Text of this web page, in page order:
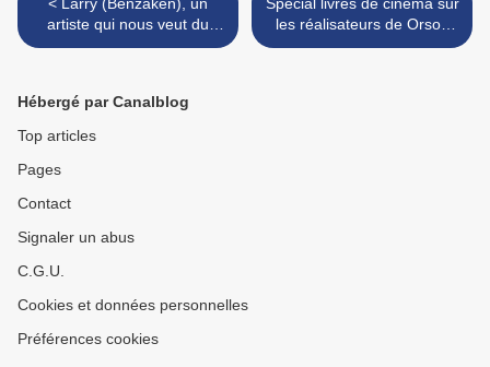
artiste qui nous veut du
bien..
les réalisateurs de Orson
Welles à Raoul Ruiz... >
Hébergé par Canalblog
Top articles
Pages
Contact
Signaler un abus
C.G.U.
Cookies et données personnelles
Préférences cookies